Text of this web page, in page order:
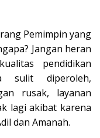
Pemimpin yang
Jangan heran
pendidikan
sulit diperoleh,
rusak, layanan
lagi akibat karena
dan Amanah.